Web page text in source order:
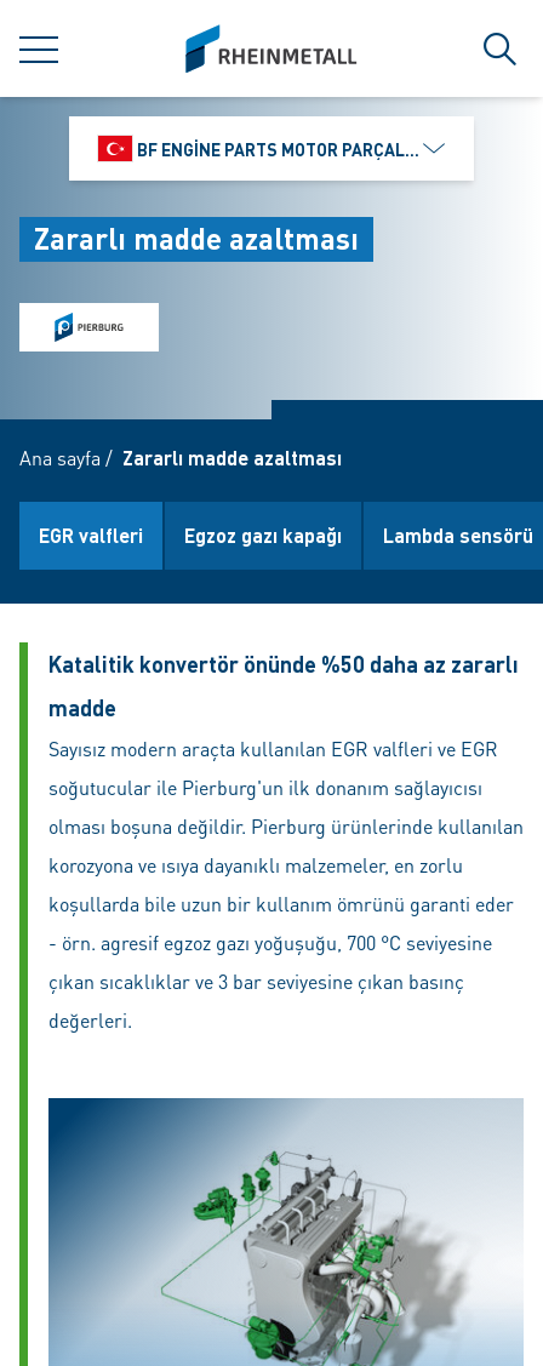
MENÜ
siteLogo
BF ENGINE PARTS MOTOR PARÇALARI DIŞ TIC.
Zararlı madde azaltması
Ana sayfa / Zararlı madde azaltması
EGR valfleri Egzoz gazı kapağı Lambda sensörü
Katalitik konvertör önünde %50 daha az zararlı
madde
Sayısız modern araçta kullanılan EGR valfleri ve EGR
soğutucular ile Pierburg'un ilk donanım sağlayıcısı
olması boşuna değildir. Pierburg ürünlerinde kullanılan
korozyona ve ısıya dayanıklı malzemeler, en zorlu
koşullarda bile uzun bir kullanım ömrünü garanti eder
- örn. agresif egzoz gazı yoğuşuğu, 700 °C seviyesine
çıkan sıcaklıklar ve 3 bar seviyesine çıkan basınç
değerleri.